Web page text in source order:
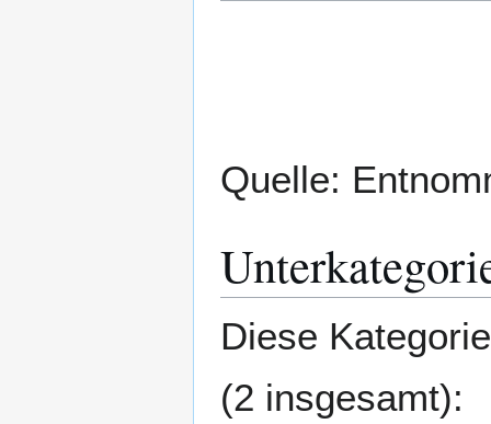
Quelle:
Diese
(2 insgesamt):